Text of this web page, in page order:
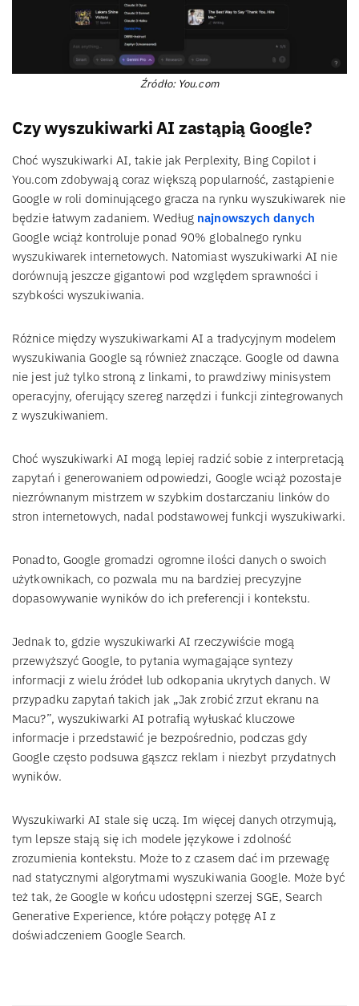
Źródło: You.com
Czy wyszukiwarki AI zastąpią Google?
Choć wyszukiwarki AI, takie jak Perplexity, Bing Copilot i
You.com zdobywają coraz większą popularność, zastąpienie
Google w roli dominującego gracza na rynku wyszukiwarek nie
będzie łatwym zadaniem. Według najnowszych danych
Google wciąż kontroluje ponad 90% globalnego rynku
wyszukiwarek internetowych. Natomiast wyszukiwarki AI nie
dorównują jeszcze gigantowi pod względem sprawności i
szybkości wyszukiwania.
Różnice między wyszukiwarkami AI a tradycyjnym modelem
wyszukiwania Google są również znaczące. Google od dawna
nie jest już tylko stroną z linkami, to prawdziwy minisystem
operacyjny, oferujący szereg narzędzi i funkcji zintegrowanych
z wyszukiwaniem.
Choć wyszukiwarki AI mogą lepiej radzić sobie z interpretacją
zapytań i generowaniem odpowiedzi, Google wciąż pozostaje
niezrównanym mistrzem w szybkim dostarczaniu linków do
stron internetowych, nadal podstawowej funkcji wyszukiwarki.
Ponadto, Google gromadzi ogromne ilości danych o swoich
użytkownikach, co pozwala mu na bardziej precyzyjne
dopasowywanie wyników do ich preferencji i kontekstu.
Jednak to, gdzie wyszukiwarki AI rzeczywiście mogą
przewyższyć Google, to pytania wymagające syntezy
informacji z wielu źródeł lub odkopania ukrytych danych. W
przypadku zapytań takich jak „Jak zrobić zrzut ekranu na
Macu?”, wyszukiwarki AI potrafią wyłuskać kluczowe
informacje i przedstawić je bezpośrednio, podczas gdy
Google często podsuwa gąszcz reklam i niezbyt przydatnych
wyników.
Wyszukiwarki AI stale się uczą. Im więcej danych otrzymują,
tym lepsze stają się ich modele językowe i zdolność
zrozumienia kontekstu. Może to z czasem dać im przewagę
nad statycznymi algorytmami wyszukiwania Google. Może być
też tak, że Google w końcu udostępni szerzej SGE, Search
Generative Experience, które połączy potęgę AI z
doświadczeniem Google Search.